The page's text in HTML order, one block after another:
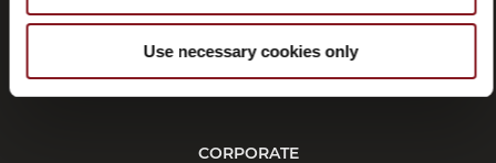
Use necessary cookies only
CORPORATE